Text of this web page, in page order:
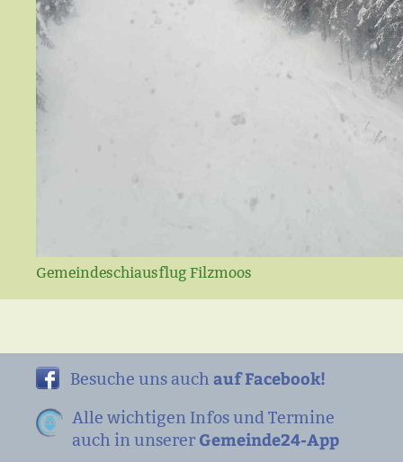
Gemeindeschiausflug Filzmoos
Besuche uns auch auf Facebook!
Alle wichtigen Infos und Termine
auch in unserer Gemeinde24-App